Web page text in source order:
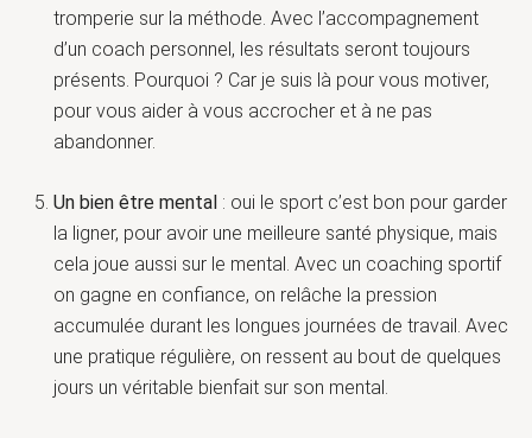
tromperie sur la méthode. Avec l’accompagnement
d’un coach personnel, les résultats seront toujours
présents. Pourquoi ? Car je suis là pour vous motiver,
pour vous aider à vous accrocher et à ne pas
abandonner.
Un bien être mental : oui le sport c’est bon pour garder
la ligner, pour avoir une meilleure santé physique, mais
cela joue aussi sur le mental. Avec un coaching sportif
on gagne en confiance, on relâche la pression
accumulée durant les longues journées de travail. Avec
une pratique régulière, on ressent au bout de quelques
jours un véritable bienfait sur son mental.